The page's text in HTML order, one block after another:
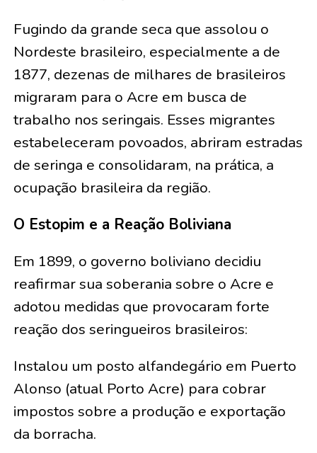
Fugindo da grande seca que assolou o
Nordeste brasileiro, especialmente a de
1877, dezenas de milhares de brasileiros
migraram para o Acre em busca de
trabalho nos seringais. Esses migrantes
estabeleceram povoados, abriram estradas
de seringa e consolidaram, na prática, a
ocupação brasileira da região.
O Estopim e a Reação Boliviana
Em 1899, o governo boliviano decidiu
reafirmar sua soberania sobre o Acre e
adotou medidas que provocaram forte
reação dos seringueiros brasileiros:
Instalou um posto alfandegário em Puerto
Alonso (atual Porto Acre) para cobrar
impostos sobre a produção e exportação
da borracha.